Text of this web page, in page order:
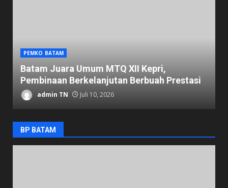
PEMKO BATAM
Batam Juara Umum MTQ XII Kepri,
Pembinaan Berkelanjutan Berbuah Prestasi
admin TN Juli 10, 2026
BP BATAM